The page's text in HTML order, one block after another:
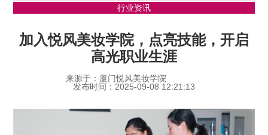
行业资讯
加入悦风美妆学院，点亮技能，开启
高光职业生涯
来源于：厦门悦风美妆学院
发布时间：2025-09-08 12:21:13